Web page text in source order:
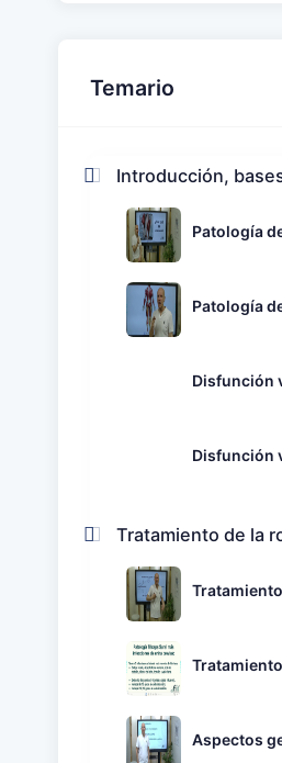
Temario
Introducción,
Patología
Patología
Disfunción
Disfunción
Tratamiento de la
Aspectos